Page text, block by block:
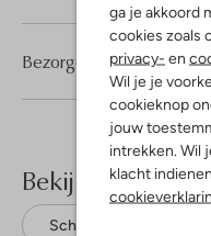
ga je akkoord
cookies zoals
privacy- en
Wil je je
cookieknop
jouw
intrekken. Wil
klacht
Bezorgen & retourneren
Bekijk meer
Schoudertassen